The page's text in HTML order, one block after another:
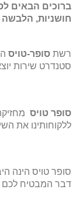
ברוכים הבאים
חושניות, הלבשה
רשת סופר-טויס
סטנדרט שירות
סופר טויס
ללקוחותינו את
סופר טויס הינה
דבר המבטיח לכם